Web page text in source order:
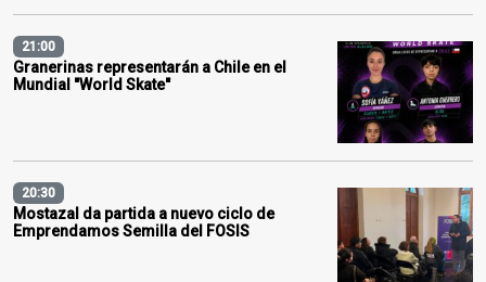
21:00
Granerinas representarán a Chile en el
Mundial "World Skate"
20:30
Mostazal da partida a nuevo ciclo de
Emprendamos Semilla del FOSIS